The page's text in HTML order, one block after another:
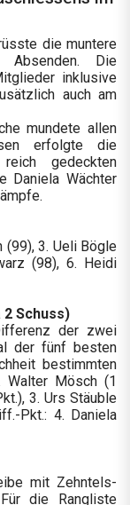
die muntere
Absenden. Die
inklusive
auch am
mundete allen
erfolgte die
gedeckten
Daniela Wächter
(99), 3. Ueli Bögle
(98), 6. Heidi
Schuss)
der zwei
der fünf besten
bestimmten
Walter Mösch (1
3. Urs Stäuble
Pkt.: 4. Daniela
mit Zehntels-
die Rangliste